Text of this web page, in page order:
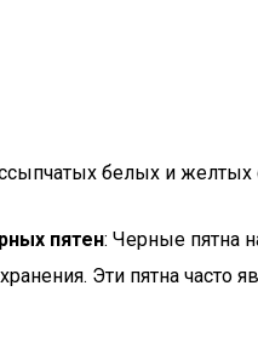
белых и
пятен: Черные пятна
Эти пятна часто